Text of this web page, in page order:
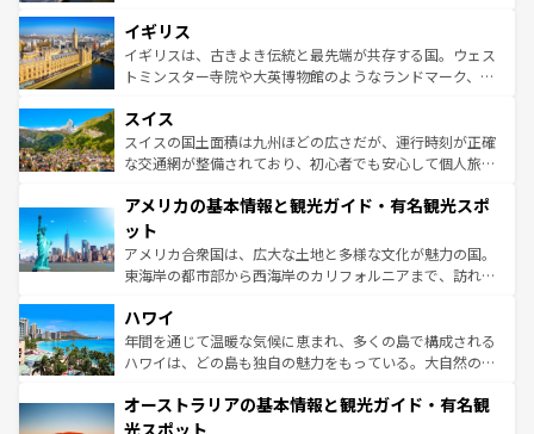
いる。シャンパンの発祥地であるランス、プロヴァンスの
香り高いラベンダー畑など、多彩な楽しみ方が可能だ。さ
らに、パリ以外の地域にも魅力が溢れており、どの街角に
れる地方に足を運ぶとそれぞれで全く異なる文化を体験で
きるだろう。 なお、新着のフランス情報はコンテンツ一覧
を参照してほしい。
顔を持つこの国は、どこを歩いても飽きることがない。ベ
ルリンの文化的活気、バイエルン州のアルプスの絶景、そ
してライン川沿いのワイン畑といった風景は必見。ビール
は、お酒好きな人にはぜひ体験してほしい。 なお、新着の
ドイツ情報はコンテンツ一覧を参照してほしい。
イギリス
イギリスは、古きよき伝統と最先端が共存する国。ウェス
トミンスター寺院や大英博物館のようなランドマーク、歴
リアごとに異なる魅力がある。また、優雅なアフタヌーン
ティー、ビール好きにはたまらない英国パブ、サッカー観
戦など、本場だからこそできる体験も豊富。イギリスを旅
ンツ一覧を参照してほしい。
スイス
スイスの国土面積は九州ほどの広さだが、運行時刻が正確
な交通網が整備されており、初心者でも安心して個人旅行
の建物がそのまま残る町や、スイスならではのユニークな
博物館もあり、アルプス観光だけでなく町歩きも満喫する
ことができる。国民の所得が高いため物価も高いが、旅行
者向けの交通パス提供のサービスもあり、うまく活用すれ
着のスイス情報は
アメリカの基本情報と観光ガイド・有名観光スポ
ット
アメリカ合衆国は、広大な土地と多様な文化が魅力の国。
東海岸の都市部から西海岸のカリフォルニアまで、訪れる
のような巨大都市は、観光、ショッピング、エンターテイ
ンメントが詰まった刺激的なスポットだ。一方、アメリカ
西部には大自然が広がり、グランドキャニオンやイエロー
部のニューオーリンズでは、音楽と美食が融合した独特の
文化が魅力。旅行者はアメリカの各地域で異なる魅力を楽
ハワイ
年間を通じて温暖な気候に恵まれ、多くの島で構成される
ハワイは、どの島も独自の魅力をもっている。大自然の神
ワイ島は見逃せない。また、定番の観光地といえばオアフ
島だが、静かな自然を求めるならマウイ島やカウアイ島が
オーストラリアの基本情報と観光ガイド・有名観
光スポット